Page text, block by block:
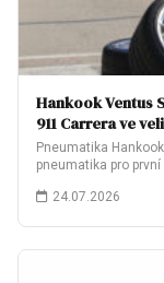
Hankook Ventus
911 Carrera ve
Pneumatika
pneumatika pro
24.07.2026